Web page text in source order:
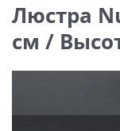
Люстра
см /